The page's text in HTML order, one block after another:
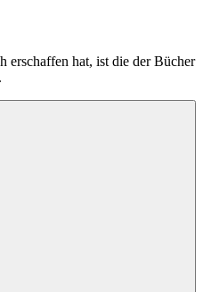
erschaffen hat, ist die der Bücher